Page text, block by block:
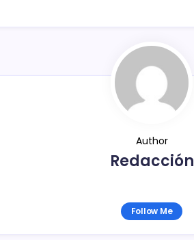
Author
Redacción
Follow Me